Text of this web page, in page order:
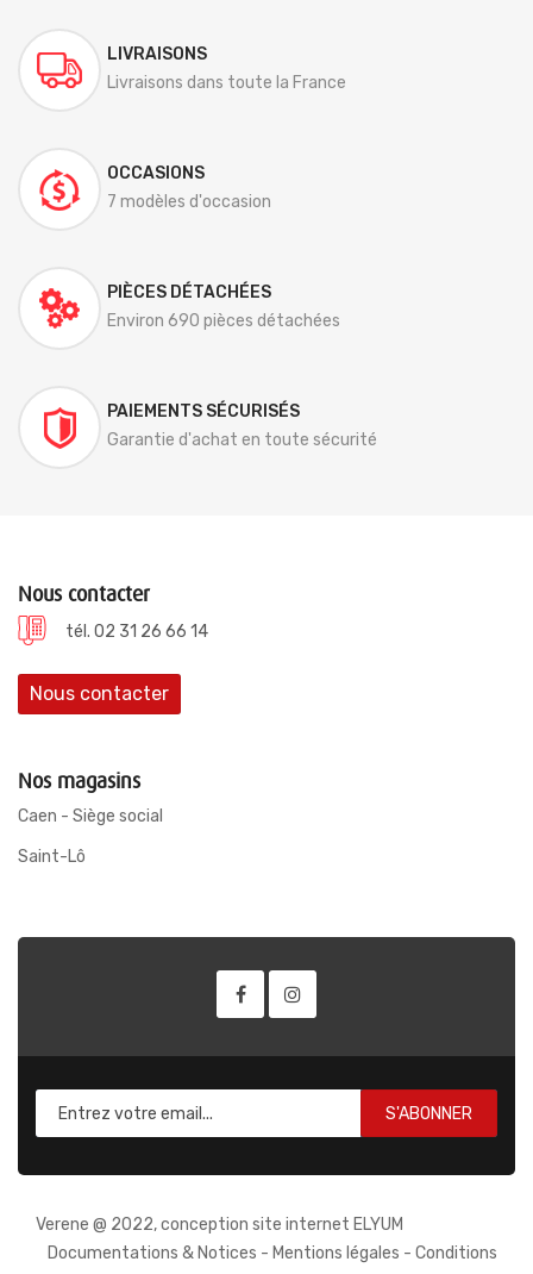
LIVRAISONS
Livraisons dans toute la France
OCCASIONS
7 modèles d'occasion
PIÈCES DÉTACHÉES
Environ 690 pièces détachées
PAIEMENTS SÉCURISÉS
Garantie d'achat en toute sécurité
Nous contacter
tél. 02 31 26 66 14
Nous contacter
Nos magasins
Caen - Siège social
Saint-Lô
S'ABONNER
Verene @ 2022, conception site internet ELYUM
Documentations & Notices - Mentions légales - Conditions